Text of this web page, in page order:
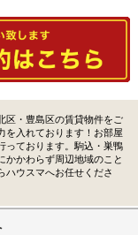
区・豊島区の賃貸物件をご
を入れております！お部屋
っております。駒込・巣鴨
かかわらず周辺地域のこと
ハウスマへお任せくださ